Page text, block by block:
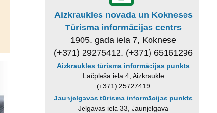
Aizkraukles novada un Kokneses
Tūrisma informācijas centrs
1905. gada iela 7, Koknese
(+371) 29275412, (+371) 65161296
Aizkraukles tūrisma informācijas punkts
Lāčplēša iela 4, Aizkraukle
(+371) 25727419
Jaunjelgavas tūrisma informācijas punkts
Jelgavas iela 33, Jaunjelgava